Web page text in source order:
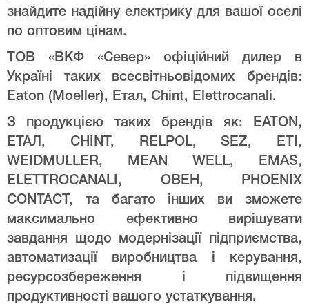
знайдите надійну електрику для вашої оселі
по оптовим цінам.
ТОВ «ВКФ «Север» офіційний дилер в
Україні таких всесвітньовідомих брендів:
Eaton (Moeller), Етал, Chint, Elettrocanali.
З продукцією таких брендів як: EATON,
ЕТАЛ, CHINT, RELPOL, SEZ, ETI,
WEIDMULLER, MEAN WELL, EMAS,
ELETTROCANALI, ОВЕН, PHOENIX
CONTACT, та багато інших ви зможете
максимально ефективно вирішувати
завдання щодо модернізації підприємства,
автоматизації виробництва і керування,
ресурсозбереження і підвищення
продуктивності вашого устаткування.